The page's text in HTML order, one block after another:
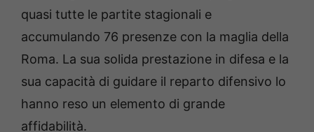
quasi tutte le partite stagionali e
accumulando 76 presenze con la maglia della
Roma. La sua solida prestazione in difesa e la
sua capacità di guidare il reparto difensivo lo
hanno reso un elemento di grande
affidabilità.